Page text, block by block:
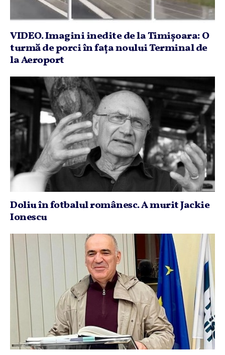
VIDEO. Imagini inedite de la Timişoara: O
turmă de porci în faţa noului Terminal de
la Aeroport
Doliu în fotbalul românesc. A murit Jackie
Ionescu